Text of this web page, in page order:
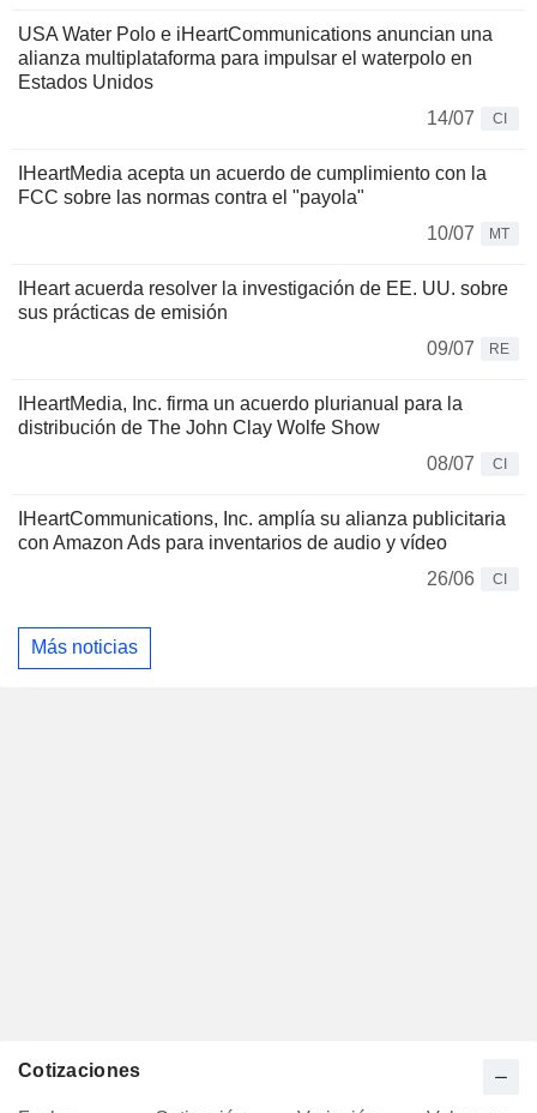
USA Water Polo e iHeartCommunications anuncian una
alianza multiplataforma para impulsar el waterpolo en
Estados Unidos
14/07
CI
IHeartMedia acepta un acuerdo de cumplimiento con la
FCC sobre las normas contra el "payola"
10/07
MT
IHeart acuerda resolver la investigación de EE. UU. sobre
sus prácticas de emisión
09/07
RE
IHeartMedia, Inc. firma un acuerdo plurianual para la
distribución de The John Clay Wolfe Show
08/07
CI
IHeartCommunications, Inc. amplía su alianza publicitaria
con Amazon Ads para inventarios de audio y vídeo
26/06
CI
Más noticias
Cotizaciones